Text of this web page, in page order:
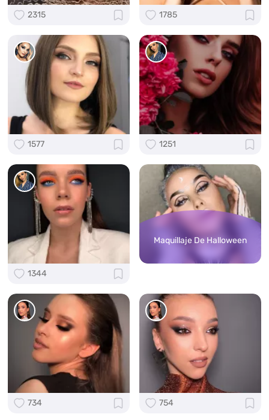
2315 1785
1577 1251
1344
Maquillaje De Halloween
734 754